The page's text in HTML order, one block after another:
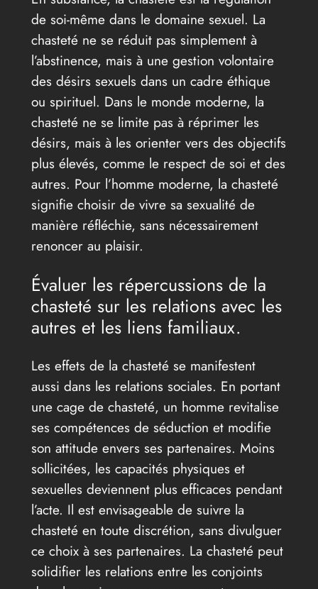
de soi-même dans le domaine sexuel. La
chasteté ne se réduit pas simplement à
l’abstinence, mais à une gestion volontaire
des désirs sexuels dans un cadre éthique
ou spirituel. Dans le monde moderne, la
chasteté ne se limite pas à réprimer les
désirs, mais à les orienter vers des objectifs
plus élevés, comme le respect de soi et des
autres. Pour l’homme moderne, la chasteté
signifie choisir de vivre sa sexualité de
manière réfléchie, sans nécessairement
renoncer au plaisir.
Évaluer les répercussions de la
chasteté sur les relations avec les
autres et les liens familiaux.
Les effets de la chasteté se manifestent
aussi dans les relations sociales. En portant
une cage de chasteté, un homme revitalise
ses compétences de séduction et modifie
son attitude envers ses partenaires. Moins
sollicitées, les capacités physiques et
sexuelles deviennent plus efficaces pendant
l’acte. Il est envisageable de suivre la
chasteté en toute discrétion, sans divulguer
ce choix à ses partenaires. La chasteté peut
solidifier les relations entre les conjoints